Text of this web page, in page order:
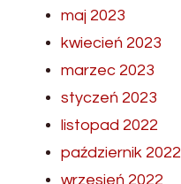
maj 2023
kwiecień 2023
marzec 2023
styczeń 2023
listopad 2022
październik 2022
wrzesień 2022